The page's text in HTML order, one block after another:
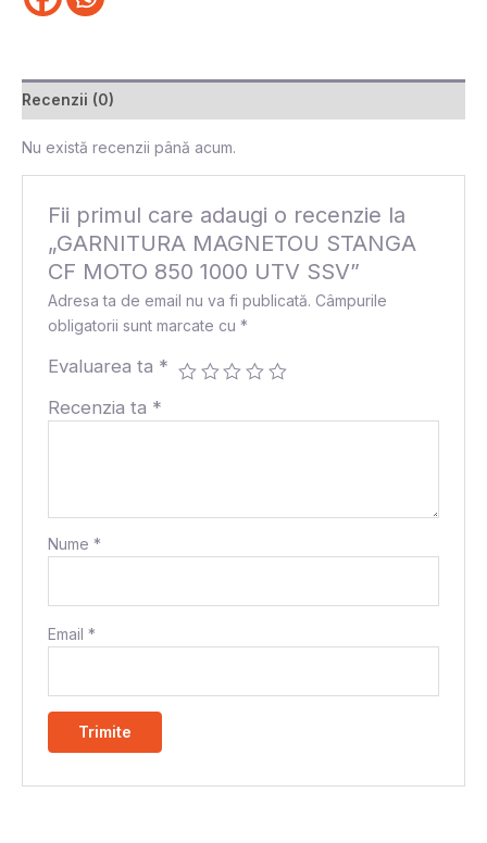
Recenzii (0)
Nu există recenzii până acum.
Fii primul care adaugi o recenzie la
„GARNITURA MAGNETOU STANGA
CF MOTO 850 1000 UTV SSV”
Adresa ta de email nu va fi publicată. Câmpurile
obligatorii sunt marcate cu*
Evaluarea ta *
Recenzia ta *
Nume*
Email*